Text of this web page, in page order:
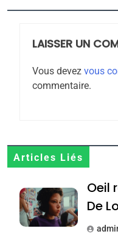
LAISSER UN
Vous devez vous
commentaire.
Articles Liés
Oeil
De
6
7